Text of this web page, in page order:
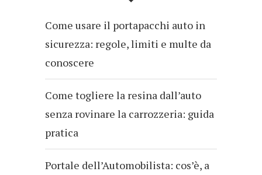
Come usare il portapacchi auto in
sicurezza: regole, limiti e multe da
conoscere
Come togliere la resina dall’auto
senza rovinare la carrozzeria: guida
pratica
Portale dell’Automobilista: cos’è, a